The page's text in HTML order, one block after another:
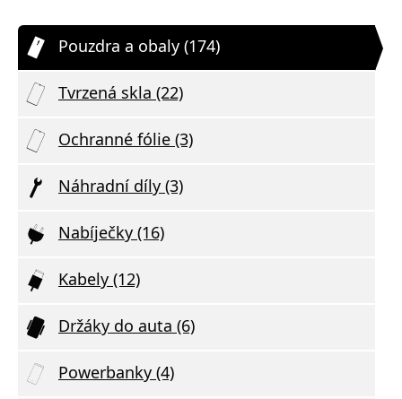
Pouzdra a obaly (174)
Tvrzená skla (22)
Ochranné fólie (3)
Náhradní díly (3)
Nabíječky (16)
Kabely (12)
Držáky do auta (6)
Powerbanky (4)